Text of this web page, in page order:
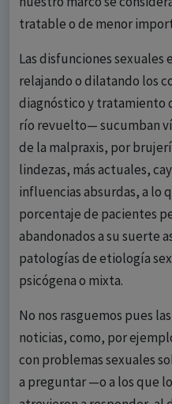
tratable o de menor
Las disfunciones sexuales
relajando o dilatando los
diagnóstico y tratamiento
río revuelto— sucumban
de la malpraxis, por
lindezas, más actuales,
influencias absurdas, a lo
porcentaje de pacientes
abandonados a su suerte
patologías de etiología
psicógena o mixta.
No nos rasguemos pues
noticias, como, por
con problemas sexuales
a preguntar —o a los que